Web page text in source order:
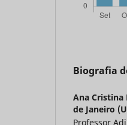
Biografia
Ana Cristina
de Janeiro
Professor